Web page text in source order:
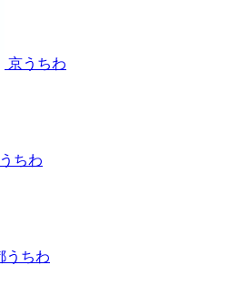
京うちわ
ちわ
うちわ